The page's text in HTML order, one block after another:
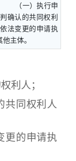
（一）执行申
确认的共同权利
法变更的申请执
主体。
利人；
同权利人
的申请执